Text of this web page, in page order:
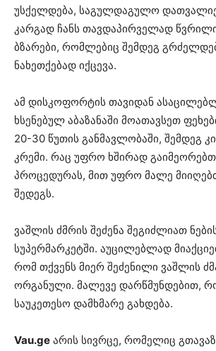
უსქელდება, საგულდაგულო
კარგად ჩანს თავდაპირველად
ბზარები, რომლებიც შემდეგ
ნახეთქებად იქცევა.
ამ დისკოფორტის თავიდან
ხსენებულ აბაზანაში მოათავსეთ
20-30 წუთის განმავლობაში, შემდეგ
კრემი. რაც უფრო ხშირად გაიმეორებთ
პროცედურას, მით უფრო მალე
შედეგს.
ვაშლის ძმრის შეძენა შეგიძლიათ
სუპერმარკეტში. აუცილებლად
რომ თქვენს მიერ შეძენილი ვაშლის
ორგანული. მალევე დარწმუნდებით,
საუკეთესო დამხმარე გახდება.
Vau.ge არის სივრცე, რომელიც